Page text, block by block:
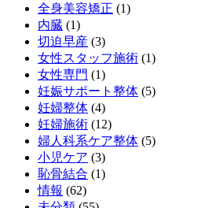
全身美容矯正 (1)
内臓 (1)
切迫早産 (3)
女性スタッフ施術 (1)
女性専門 (1)
妊娠サポート整体 (5)
妊婦整体 (4)
妊婦施術 (12)
婦人科系ケア整体 (5)
小児ケア (3)
恥骨結合 (1)
情報 (62)